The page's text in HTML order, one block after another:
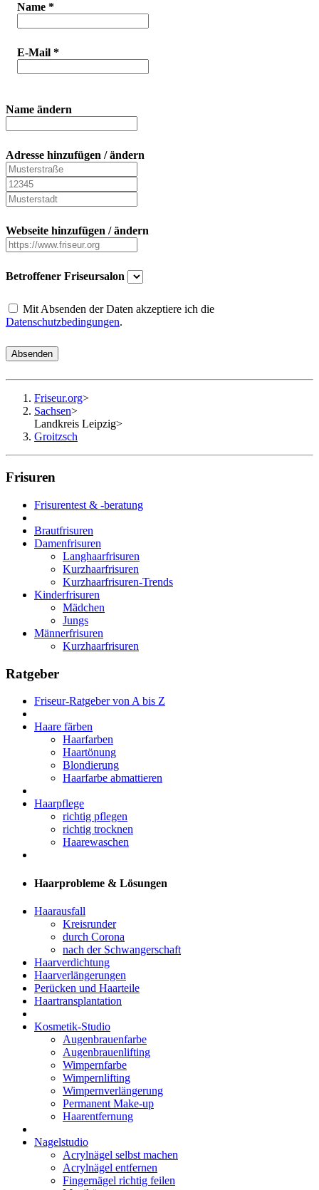
Name *
E-Mail *
Name ändern
Adresse hinzufügen / ändern
Webseite hinzufügen / ändern
Betroffener Friseursalon
Mit Absenden der Daten akzeptiere ich die
Datenschutzbedingungen.
Absenden
Friseur.org>
Sachsen>
Landkreis Leipzig>
Groitzsch
Frisuren
Frisurentest & -beratung
Brautfrisuren
Damenfrisuren
Langhaarfrisuren
Kurzhaarfrisuren
Kurzhaarfrisuren-Trends
Kinderfrisuren
Mädchen
Jungs
Männerfrisuren
Kurzhaarfrisuren
Ratgeber
Friseur-Ratgeber von A bis Z
Haare färben
Haarfarben
Haartönung
Blondierung
Haarfarbe abmattieren
Haarpflege
richtig pflegen
richtig trocknen
Haarewaschen
Haarprobleme & Lösungen
Haarausfall
Kreisrunder
durch Corona
nach der Schwangerschaft
Haarverdichtung
Haarverlängerungen
Perücken und Haarteile
Haartransplantation
Kosmetik-Studio
Augenbrauenfarbe
Augenbrauenlifting
Wimpernfarbe
Wimpernlifting
Wimpernverlängerung
Permanent Make-up
Haarentfernung
Nagelstudio
Acrylnägel selbst machen
Acrylnägel entfernen
Fingernägel richtig feilen